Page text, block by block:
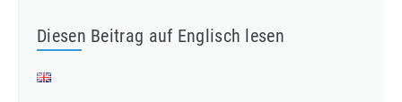
Diesen Beitrag auf Englisch lesen